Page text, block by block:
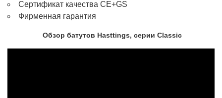
Сертификат качества CE+GS
Фирменная гарантия
Обзор батутов Hasttings, серии Classic